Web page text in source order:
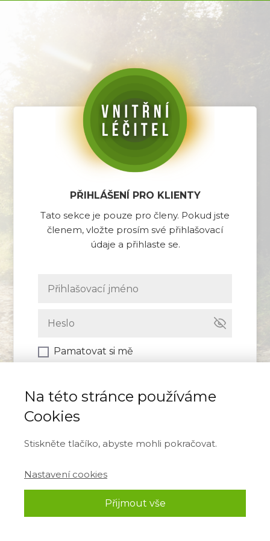
PŘIHLÁŠENÍ PRO KLIENTY
Tato sekce je pouze pro členy. Pokud jste
členem, vložte prosím své přihlašovací
údaje a přihlaste se.
Pamatovat si mě
Na této stránce používáme
Cookies
Stiskněte tlačíko, abyste mohli pokračovat.
Nastavení cookies
Přijmout vše